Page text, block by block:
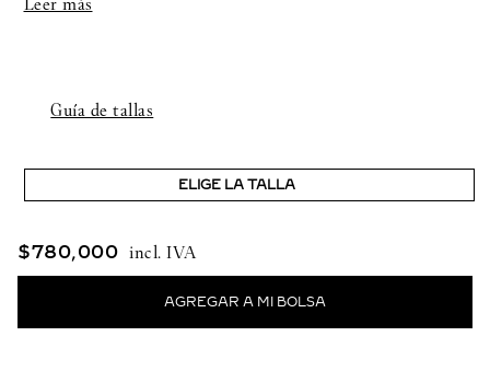
- Sistema de cierre: un tornillo funcional y una bisagra
Guía de tallas
ELIGE LA TALLA
$780,000